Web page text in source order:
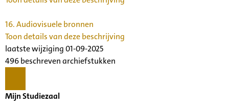
16.Audiovisuele bronnen
Toon details van deze beschrijving
laatste wijziging 01-09-2025
496 beschreven archiefstukken
Mijn Studiezaal